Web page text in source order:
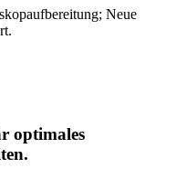
Neue
optimales